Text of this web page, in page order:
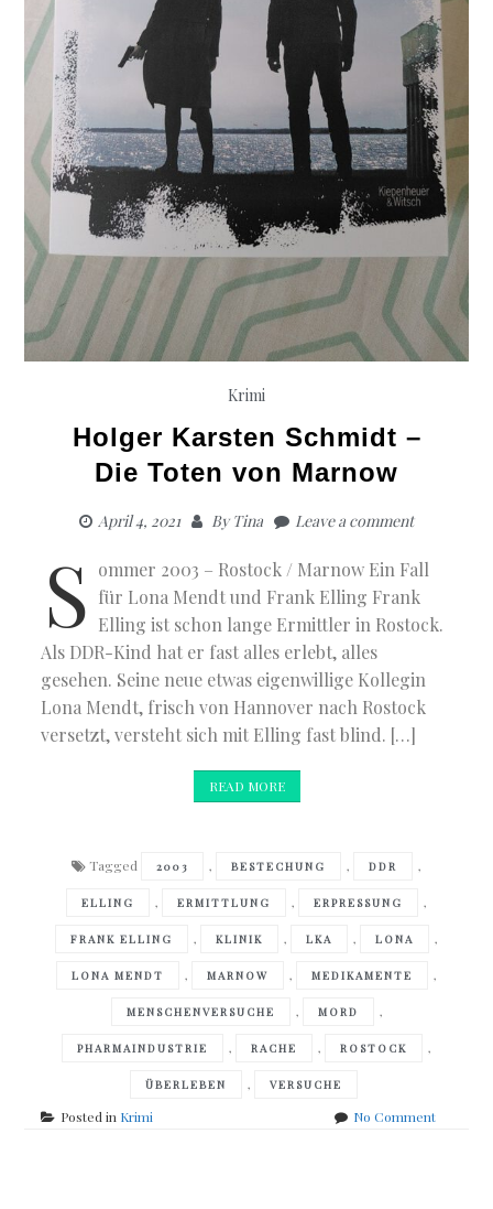
Krimi
Holger Karsten Schmidt –
Die Toten von Marnow
April 4, 2021 ByTina Leave a comment
S ommer 2003 – Rostock / Marnow Ein Fall
für Lona Mendt und Frank Elling Frank
Elling ist schon lange Ermittler in Rostock.
Als DDR-Kind hat er fast alles erlebt, alles
gesehen. Seine neue etwas eigenwillige Kollegin
Lona Mendt, frisch von Hannover nach Rostock
versetzt, versteht sich mit Elling fast blind. […]
READ MORE
Tagged 2003 , BESTECHUNG , DDR ,
ELLING , ERMITTLUNG , ERPRESSUNG ,
FRANK ELLING , KLINIK , LKA , LONA ,
LONA MENDT , MARNOW , MEDIKAMENTE ,
MENSCHENVERSUCHE , MORD ,
PHARMAINDUSTRIE , RACHE , ROSTOCK ,
ÜBERLEBEN , VERSUCHE
Posted in Krimi No Commenton